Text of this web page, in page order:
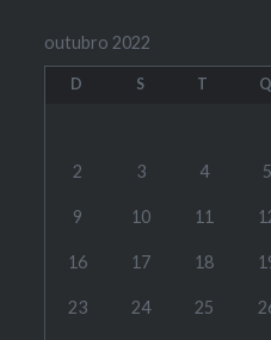
outubro 2022
D S T Q
2 3 4 5
9 10 11
16 17 18
23 24 25